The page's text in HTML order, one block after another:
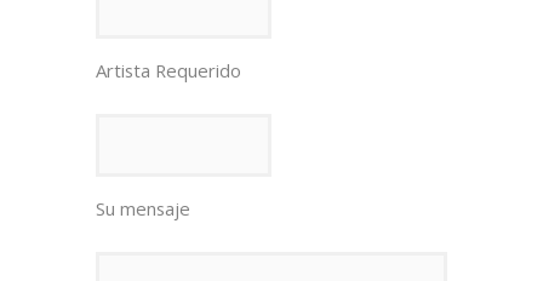
Artista Requerido
Su mensaje